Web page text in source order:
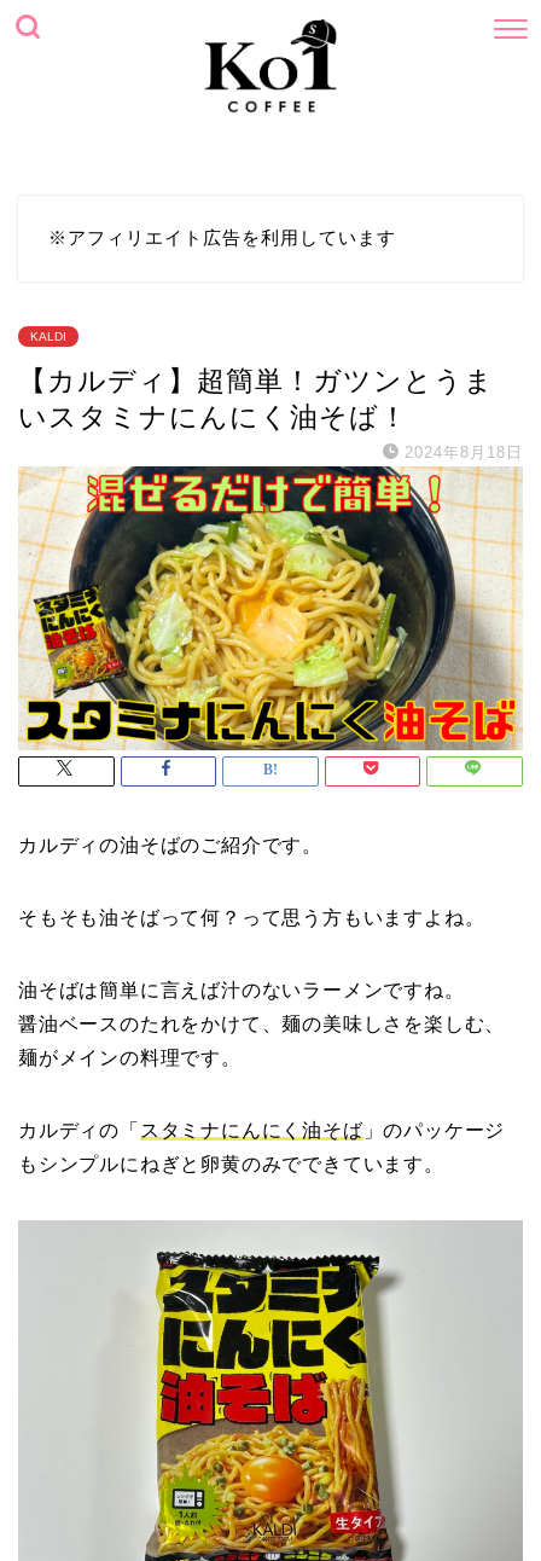
※アフィリエイト広告を利用しています
KALDI
【カルディ】超簡単！ガツンとうま
いスタミナにんにく油そば！
2024年8月18日
カルディの油そばのご紹介です。
そもそも油そばって何？って思う方もいますよね。
油そばは簡単に言えば汁のないラーメンですね。
醤油ベースのたれをかけて、麺の美味しさを楽しむ、
麺がメインの料理です。
カルディの「 スタミナにんにく油そば 」のパッケージ
もシンプルにねぎと卵黄のみでできています。